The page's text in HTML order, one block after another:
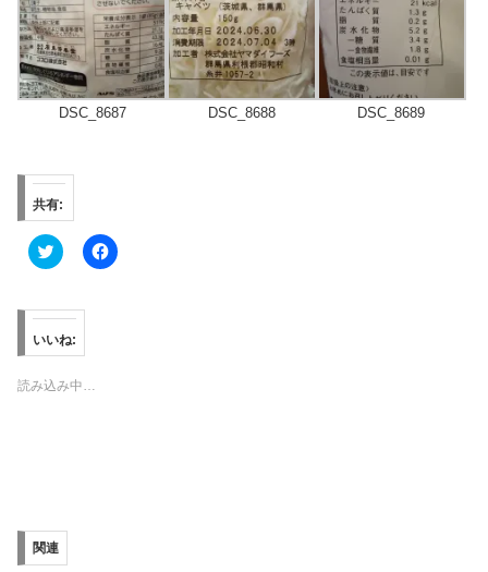
DSC_8687 DSC_8688 DSC_8689
共有:
ク
リ
し
て
T
w
i
t
ウ
ィ
ン
F
a
いいね:
読み込み中…
関連